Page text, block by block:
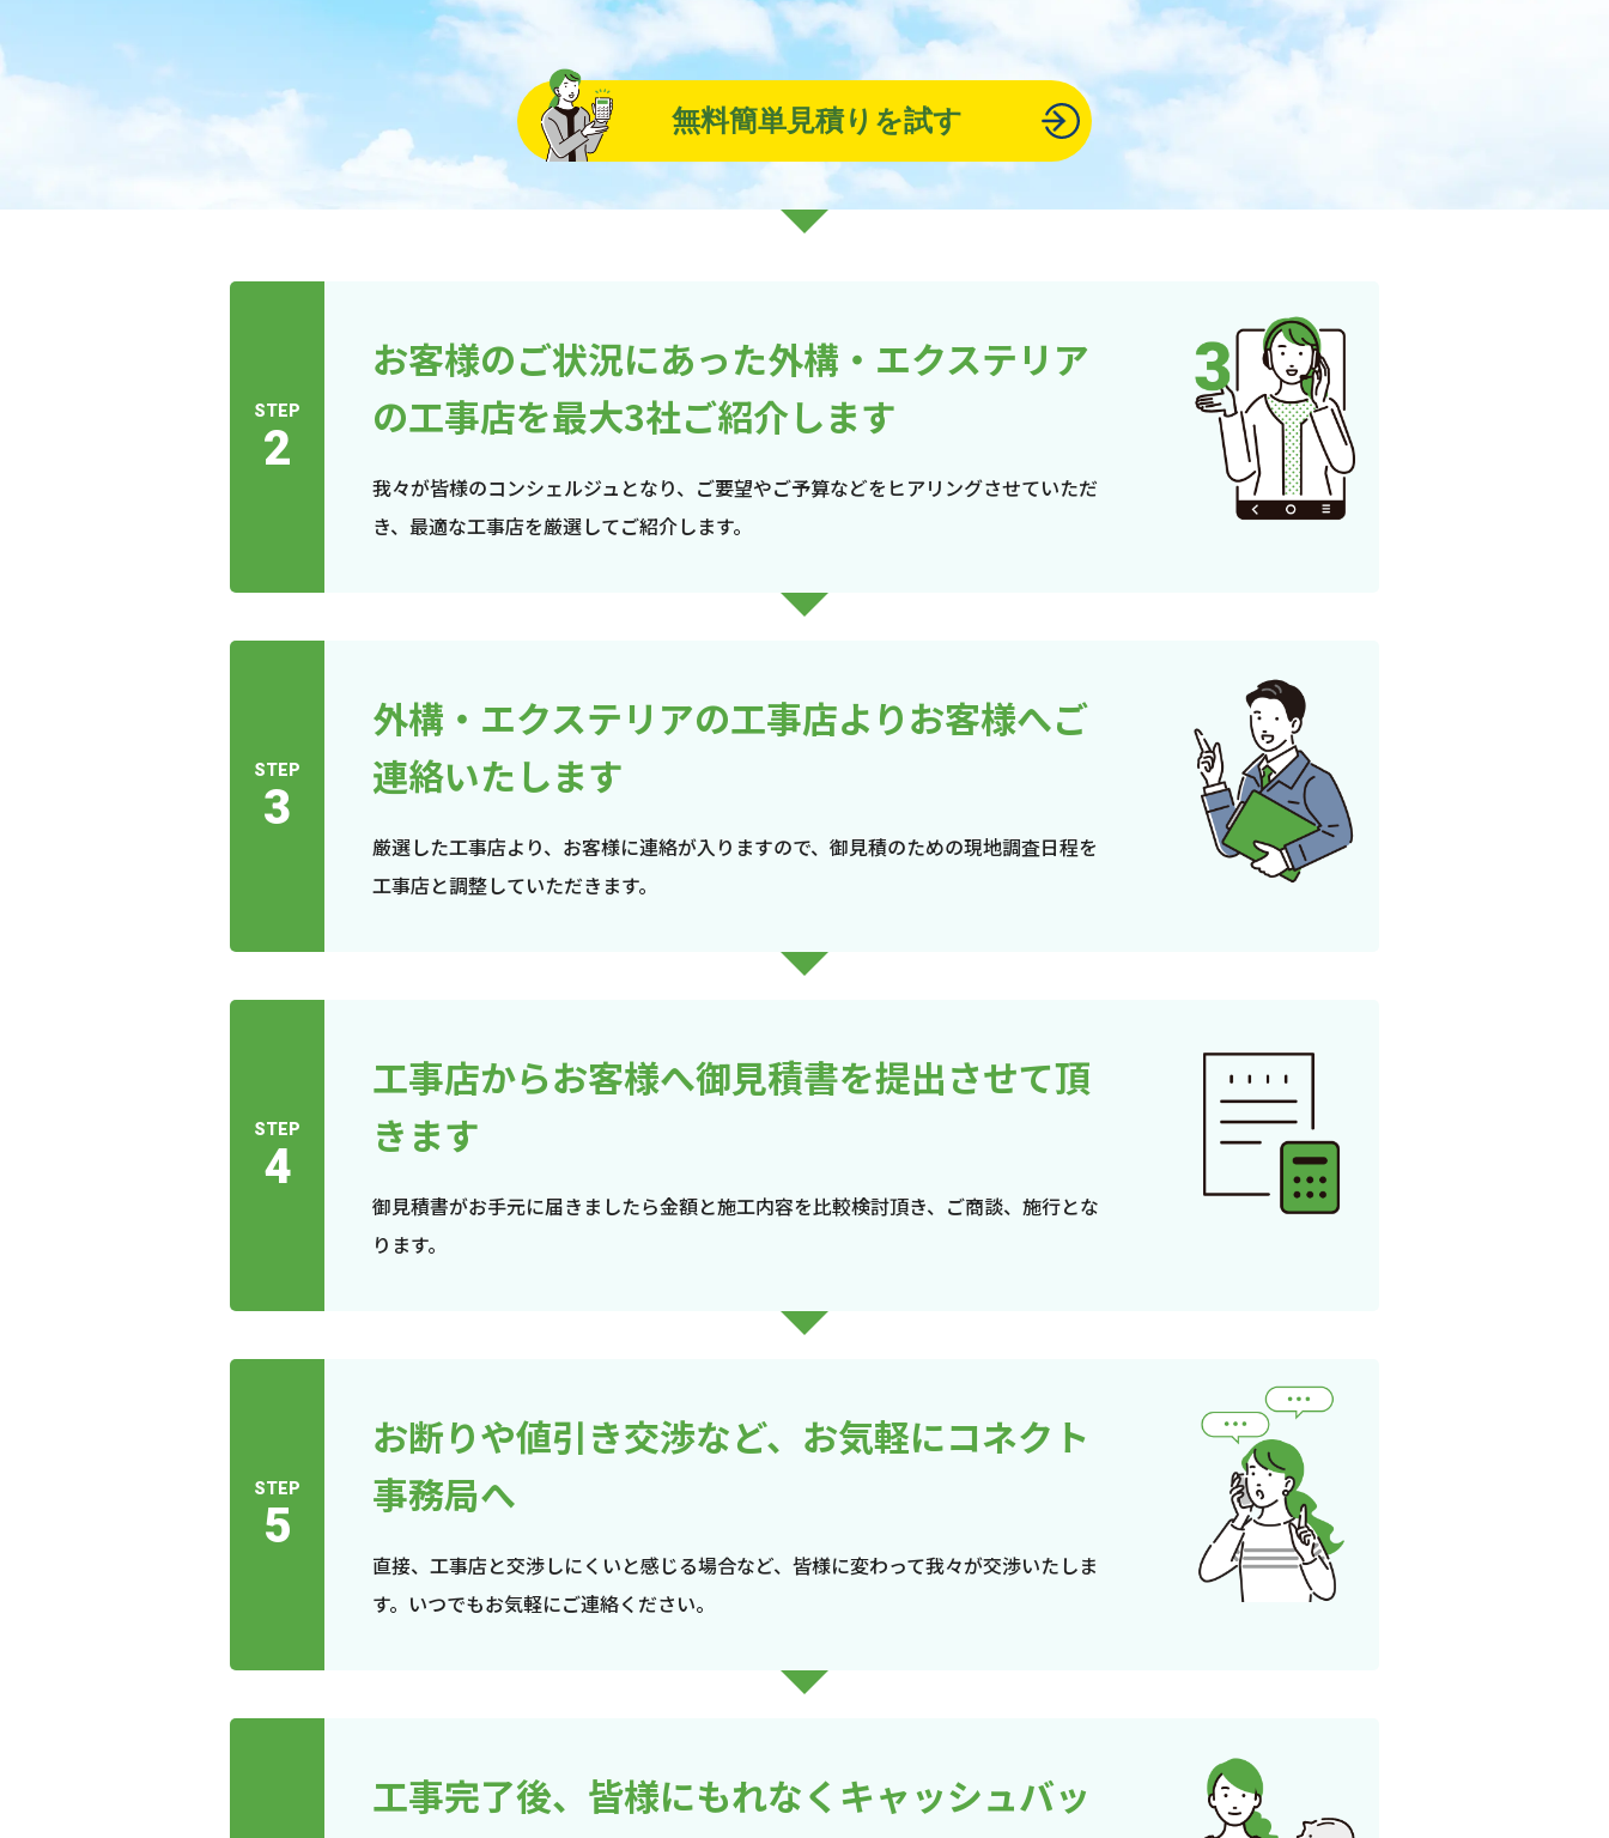
無料簡単見積りを試す
STEP
2
お客様のご状況にあった外構・エクステリア
の工事店を最大3社ご紹介します
我々が皆様のコンシェルジュとなり、ご要望やご予算などをヒアリングさせていただ
き、最適な工事店を厳選してご紹介します。
STEP
3
外構・エクステリアの工事店よりお客様へご
連絡いたします
厳選した工事店より、お客様に連絡が入りますので、御見積のための現地調査日程を
工事店と調整していただきます。
STEP
4
工事店からお客様へ御見積書を提出させて頂
きます
御見積書がお手元に届きましたら金額と施工内容を比較検討頂き、ご商談、施行とな
ります。
STEP
5
お断りや値引き交渉など、お気軽にコネクト
事務局へ
直接、工事店と交渉しにくいと感じる場合など、皆様に変わって我々が交渉いたしま
す。いつでもお気軽にご連絡ください。
工事完了後、皆様にもれなくキャッシュバッ